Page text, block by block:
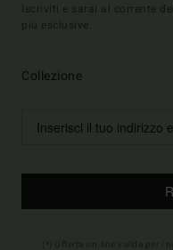
Iscriviti e sarai al corrente
più esclusive.
Collezione